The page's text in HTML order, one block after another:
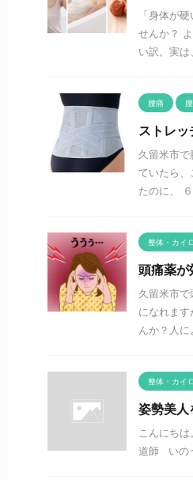
「身体が
せんか？
い訳。実
腰痛
ストレ
久留米市
ていたら
たのに、
整体・カイ
頭痛薬が
久留米市
になれま
んか？人
整体・カイ
姿勢美
こんにち
道師 いの